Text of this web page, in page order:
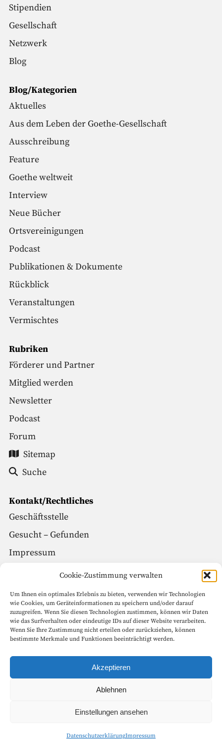
Cookie-Zustimmung verwalten
Um Ihnen ein optimales Erlebnis zu bieten, verwenden wir Technologien
wie Cookies, um Geräteinformationen zu speichern und/oder darauf
zuzugreifen. Wenn Sie diesen Technologien zustimmen, können wir Daten
wie das Surfverhalten oder eindeutige IDs auf dieser Website verarbeiten.
Wenn Sie Ihre Zustimmung nicht erteilen oder zurückziehen, können
bestimmte Merkmale und Funktionen beeinträchtigt werden.
Akzeptieren
Ablehnen
Einstellungen ansehen
DatenschutzerklärungImpressum
Stipendien
Gesellschaft
Netzwerk
Blog
Blog/Kategorien
Aktuelles
Aus dem Leben der Goethe-Gesellschaft
Ausschreibung
Feature
Goethe weltweit
Interview
Neue Bücher
Ortsvereinigungen
Podcast
Publikationen & Dokumente
Rückblick
Veranstaltungen
Vermischtes
Rubriken
Förderer und Partner
Mitglied werden
Newsletter
Podcast
Forum
Sitemap
Suche
Kontakt/Rechtliches
Geschäftsstelle
Gesucht – Gefunden
Impressum
Social Media
Facebook
Instagram
Seitenanfang
Rechte vorbehalten.